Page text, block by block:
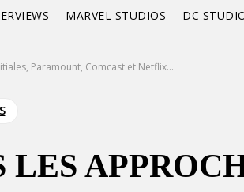
MARVEL STUDIOS DC
Paramount, Comcast et Netflix...
LES